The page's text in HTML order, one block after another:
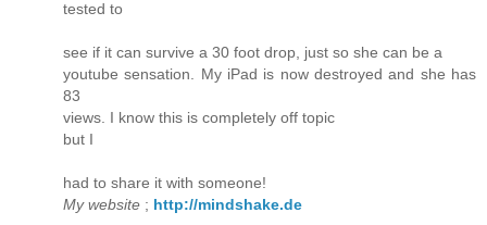
tested to
see if it can survive a 30 foot drop, just so she can be a
youtube sensation. My iPad is now destroyed and she has
83
views. I know this is completely off topic
but I
had to share it with someone!
My website ; http://mindshake.de